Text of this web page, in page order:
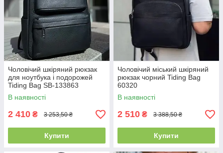
Чоловічий шкіряний рюкзак
для ноутбука і подорожей
Tiding Bag SB-133863
В наявності
2 410 ₴ 3 253,50 ₴
Купити
Чоловічий міський шкіряний
рюкзак чорний Tiding Bag
60320
В наявності
2 510 ₴ 3 388,50 ₴
Купити